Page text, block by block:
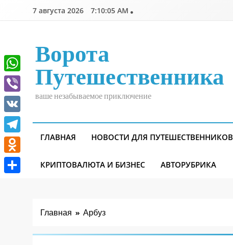
7 августа 2026 7:10:05 AM
Ворота
Путешественника
ваше незабываемое приключение
ГЛАВНАЯ НОВОСТИ ДЛЯ ПУТЕШЕСТВЕННИКОВ
КРИПТОВАЛЮТА И БИЗНЕС АВТОРУБРИКА
Главная Арбуз
WhatsApp
Viber
VK
Telegram
Odnoklassniki